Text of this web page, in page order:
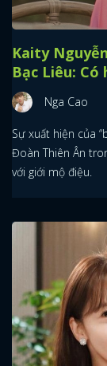
Kaity
Bạc Liêu:
Nga Cao
Sự xuất hiện của
Đoàn Thiên Ân
với giới mộ điệu.